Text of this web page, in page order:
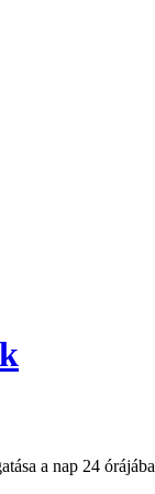
a nap 24